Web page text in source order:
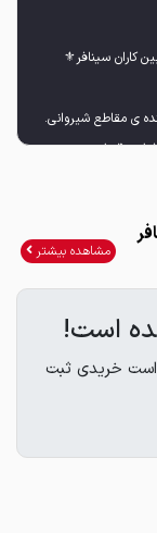
و قوطی و
مشاهده بیشتر
است!
خریدی ثبت